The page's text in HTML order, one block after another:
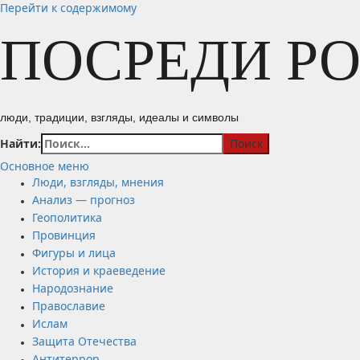
Перейти к содержимому
ПОСРЕДИ
люди, традиции, взгляды, идеалы и символы
Найти:
Основное меню
Люди, взгляды, мнения
Анализ — прогноз
Геополитика
Провинция
Фигуры и лица
История и краеведение
Народознание
Православие
Ислам
Защита Отечества